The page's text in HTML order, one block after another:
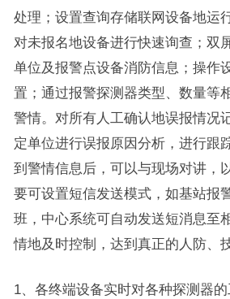
处理；设置查询存储联网设备地运
对未报名地设备进行快速询查；双
单位及报警点设备消防信息；操作
置；通过报警探测器类型、数量等
警情。对所有人工确认地误报情况
定单位进行误报原因分析，进行跟
到警情信息后，可以与现场对讲，
要可设置短信发送模式，如基站报
班，中心系统可自动发送短消息至
情地及时控制，达到真正的人防、
1、各终端设备实时对各种探测器